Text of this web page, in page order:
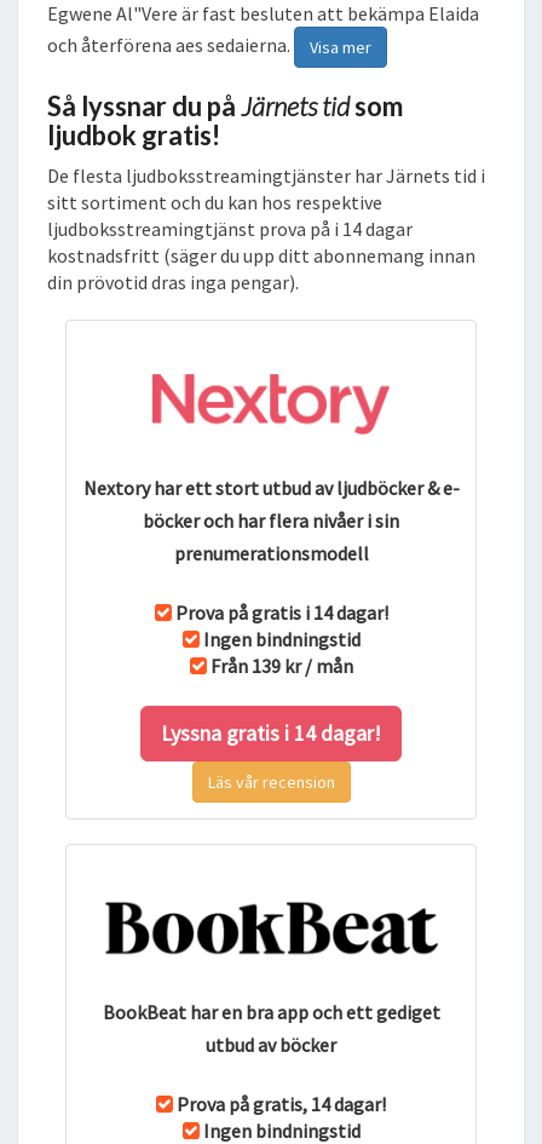
Egwene Al"Vere är fast besluten att bekämpa Elaida
och återförena aes sedaierna.
Visa mer
Så lyssnar du påJärnets tidsom
ljudbok gratis!
De flesta ljudboksstreamingtjänster har Järnets tid i
sitt sortiment och du kan hos respektive
ljudboksstreamingtjänst prova på i 14 dagar
kostnadsfritt (säger du upp ditt abonnemang innan
din prövotid dras inga pengar).
Nextory har ett stort utbud av ljudböcker & e-
böcker och har flera nivåer i sin
prenumerationsmodell
Prova på gratis i 14 dagar!
Ingen bindningstid
Från 139 kr / mån
Lyssna gratis i 14 dagar!
Läs vår recension
BookBeat har en bra app och ett gediget
utbud av böcker
Prova på gratis, 14 dagar!
Ingen bindningstid